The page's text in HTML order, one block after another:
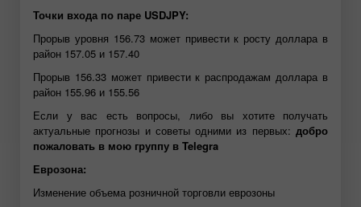
Точки входа по паре USDJPY:
Прорыв уровня 156.73 может привести к росту доллара в
район 157.05 и 157.40
Прорыв 156.33 может привести к распродажам доллара в
район 155.96 и 155.56
Если у вас есть вопросы, либо вы хотите получать
актуальные прогнозы и советы одними из первых: добро
пожаловать в мою группу в Telegra
Еврозона:
Изменение объема розничной торговли еврозоны